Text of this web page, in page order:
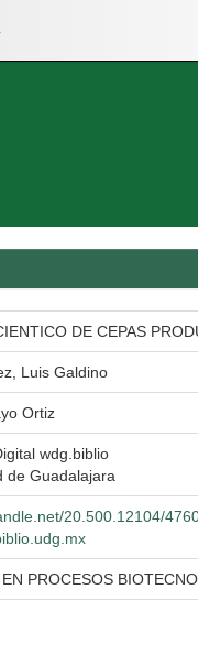
DE CEPAS
Luis Galdino
Ortiz
wdg.biblio
de Guadalajara
20.500.12104/
PROCESOS